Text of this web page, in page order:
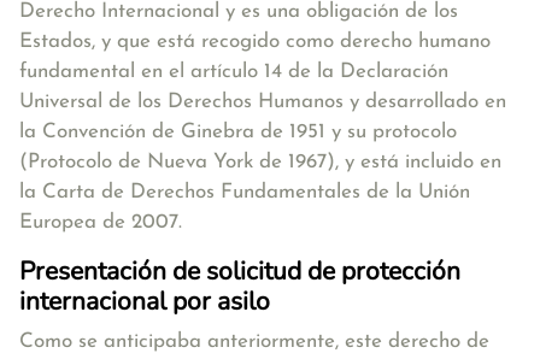
Derecho Internacional y es una obligación de los
Estados, y que está recogido como derecho humano
fundamental en el artículo 14 de la Declaración
Universal de los Derechos Humanos y desarrollado en
la Convención de Ginebra de 1951 y su protocolo
(Protocolo de Nueva York de 1967), y está incluido en
la Carta de Derechos Fundamentales de la Unión
Europea de 2007.
Presentación de solicitud de protección
internacional por asilo
Como se anticipaba anteriormente, este derecho de